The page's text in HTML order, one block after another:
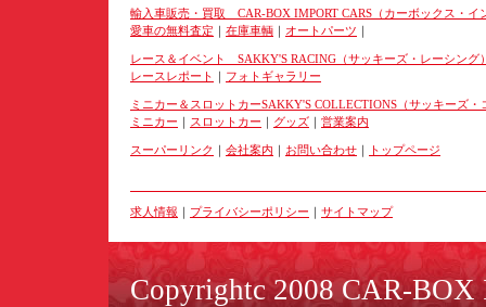
輸入車販売・買取 CAR-BOX IMPORT CARS（カーボックス・イ
愛車の無料査定 ｜ 在庫車輌 ｜ オートパーツ ｜
レース＆イベント SAKKY'S RACING（サッキーズ・レーシング
レースレポート ｜ フォトギャラリー
ミニカー＆スロットカーSAKKY'S COLLECTIONS（サッキーズ・
ミニカー ｜ スロットカー ｜ グッズ ｜ 営業案内
スーパーリンク ｜ 会社案内 ｜ お問い合わせ ｜ トップページ
求人情報 ｜ プライバシーポリシー ｜ サイトマップ
Copyrightc 2008 CAR-BOX